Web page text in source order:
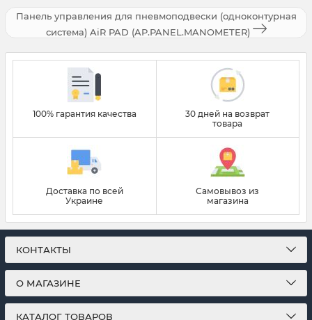
Панель управления для пневмоподвески (одноконтурная
система) AiR PAD (AP.PANEL.MANOMETER)
100% гарантия качества
30 дней на возврат
товара
Доставка по всей
Украине
Самовывоз из
магазина
КОНТАКТЫ
О МАГАЗИНЕ
КАТАЛОГ ТОВАРОВ